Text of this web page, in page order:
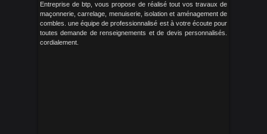
Entreprise de btp, vous propose de réalisé tout vos travaux de
maçonnerie, carrelage, menuiserie, isolation et aménagement de
combles. une équipe de professionnalisé est à votre écoute pour
toutes demande de renseignements et de devis personnalisés.
cordialement.